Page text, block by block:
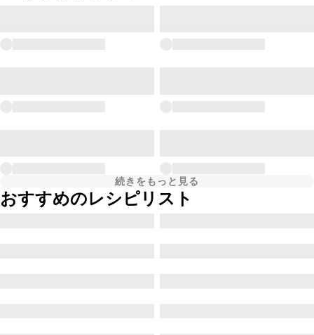
続きをもっと見る
おすすめのレシピリスト